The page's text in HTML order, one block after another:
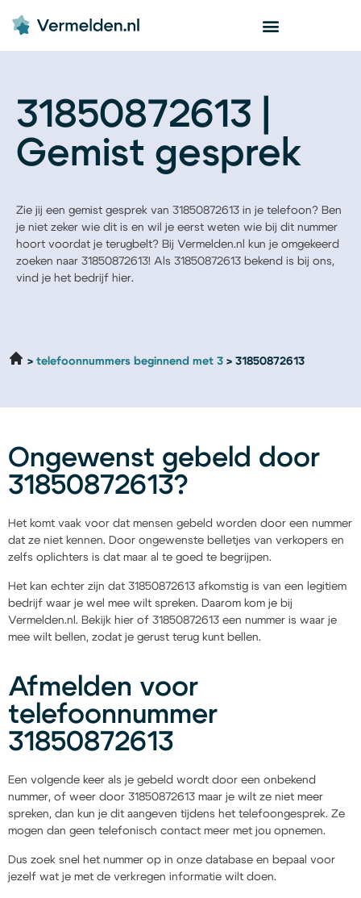
31850872613 |
Gemist gesprek
Zie jij een gemist gesprek van 31850872613 in je telefoon? Ben
je niet zeker wie dit is en wil je eerst weten wie bij dit nummer
hoort voordat je terugbelt? Bij Vermelden.nl kun je omgekeerd
zoeken naar 31850872613! Als 31850872613 bekend is bij ons,
vind je het bedrijf hier.
telefoonnummers beginnend met 3 31850872613
Ongewenst gebeld door
31850872613?
Het komt vaak voor dat mensen gebeld worden door een nummer
dat ze niet kennen. Door ongewenste belletjes van verkopers en
zelfs oplichters is dat maar al te goed te begrijpen.
Het kan echter zijn dat 31850872613 afkomstig is van een legitiem
bedrijf waar je wel mee wilt spreken. Daarom kom je bij
Vermelden.nl. Bekijk hier of 31850872613 een nummer is waar je
mee wilt bellen, zodat je gerust terug kunt bellen.
Afmelden voor
telefoonnummer
31850872613
Een volgende keer als je gebeld wordt door een onbekend
nummer, of weer door 31850872613 maar je wilt ze niet meer
spreken, dan kun je dit aangeven tijdens het telefoongesprek. Ze
mogen dan geen telefonisch contact meer met jou opnemen.
Dus zoek snel het nummer op in onze database en bepaal voor
jezelf wat je met de verkregen informatie wilt doen.